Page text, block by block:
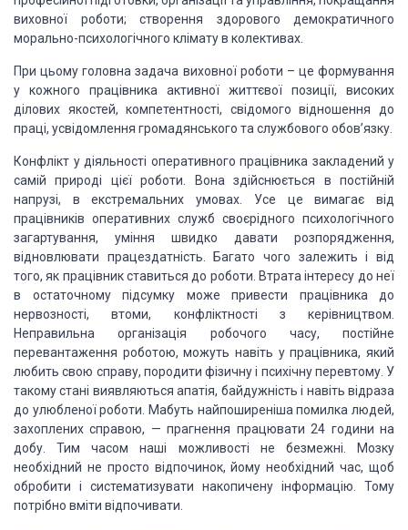
виховної роботи; створення здорового демократичного
морально-психологічного клімату в колективах.
При цьому головна задача виховної роботи – це формування
у кожного працівника активної життєвої позиції, високих
ділових якостей, компетентності, свідомого відношення до
праці, усвідомлення громадянського та службового обов’язку.
Конфлікт у діяльності оперативного працівника закладений у
самій природі цієї роботи. Вона здійснюється в постійній
напрузі, в екстремальних умовах. Усе це вимагає від
працівників оперативних служб своєрідного психологічного
загартування, уміння швидко давати розпорядження,
відновлювати працездатність. Багато чого залежить і від
того, як працівник ставиться до роботи. Втрата інтересу до неї
в остаточному підсумку може привести працівника до
нервозності, втоми, конфліктності з керівництвом.
Неправильна організація робочого часу, постійне
перевантаження роботою, можуть навіть упрацівника, який
любить свою справу, породити фізичну і психічну перевтому. У
такому стані виявляються апатія, байдужність і навіть відраза
до улюбленої роботи. Мабуть найпоширеніша помилка людей,
захоплених справою, — прагнення працювати 24 години на
добу. Тим часом наші можливості не безмежні.
Мозку
необхідний не просто відпочинок, йому необхідний час, щоб
обробити і систематизувати накопичену інформацію. Тому
потрібно вміти відпочивати.